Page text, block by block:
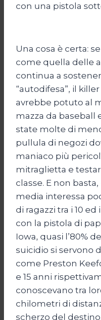
con una pistola
Una cosa è certa:
come quella delle
continua a
“autodifesa”, il
avrebbe potuto al
mazza da baseball
state molte di
pullula di negozi
maniaco più
mitraglietta e
classe. E non
media interessa
di ragazzi tra i 10 ed
con la pistola di
Iowa, quasi l’80%
suicidio si servono
come Preston
e 15 anni
conoscevano tra
chilometri di
scherzo del